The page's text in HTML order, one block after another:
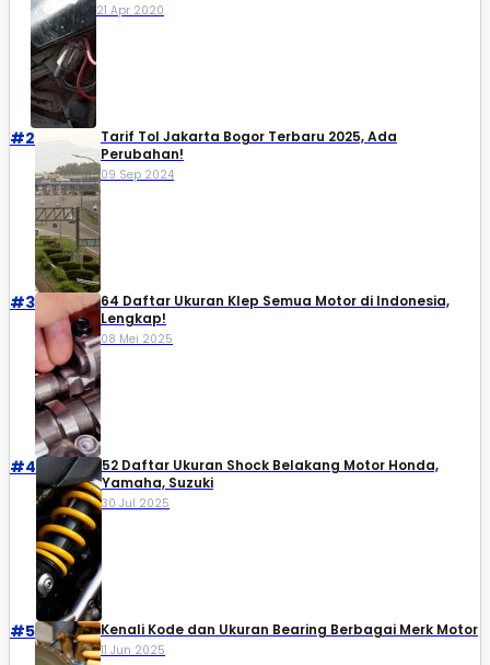
21 Apr 2020
#2
Tarif Tol Jakarta Bogor Terbaru 2025, Ada
Perubahan!
09 Sep 2024
#3
64 Daftar Ukuran Klep Semua Motor di Indonesia,
Lengkap!
08 Mei 2025
#4
52 Daftar Ukuran Shock Belakang Motor Honda,
Yamaha, Suzuki​
30 Jul 2025
#5 Kenali Kode dan Ukuran Bearing Berbagai Merk Motor
11 Jun 2025